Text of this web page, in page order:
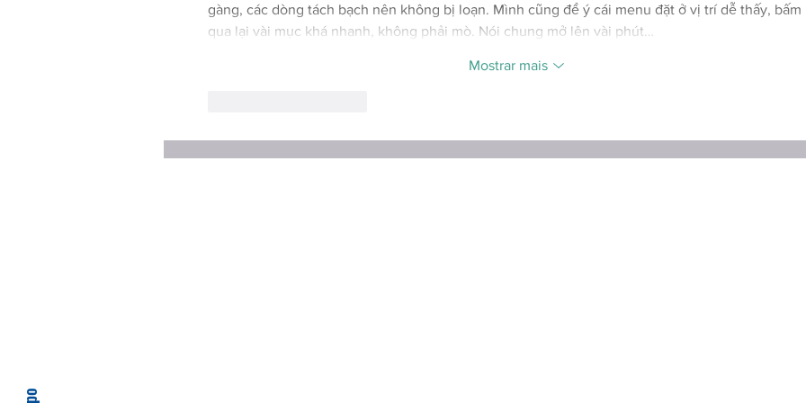
gàng, các dòng tách bạch nên không bị loạn. Mình cũng để ý cái menu đặt ở vị trí dễ thấy, bấm
qua lại vài mục khá nhanh, không phải mò. Nói chung mở lên vài phút…
Mostrar mais